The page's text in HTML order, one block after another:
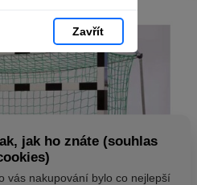
Zavřít
jak ho znáte (souhlas
vás nakupování bylo co nejlepší